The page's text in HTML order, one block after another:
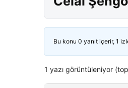
Bu konu 0 yanıt içerir, 1
1 yazı görüntüleniyor